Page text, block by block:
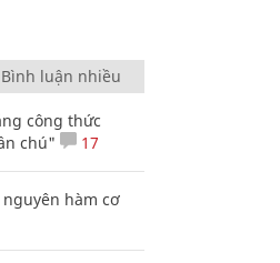
Bình luận nhiều
công thức
chú"
17
hàm cơ